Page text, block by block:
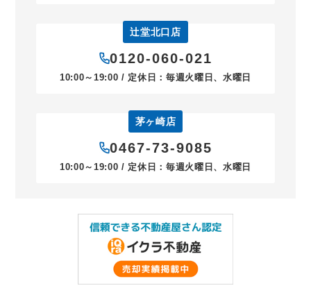
辻堂北口店
0120-060-021
10:00～19:00 / 定休日：毎週火曜日、水曜日
茅ヶ崎店
0467-73-9085
10:00～19:00 / 定休日：毎週火曜日、水曜日